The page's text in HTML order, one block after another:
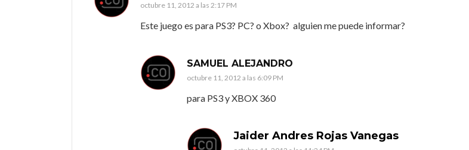
octubre 11, 2012 a las 2:17 PM
Este juego es para PS3? PC? o Xbox? alguien me puede informar?
SAMUEL ALEJANDRO
octubre 11, 2012 a las 6:09 PM
para PS3 y XBOX 360
Jaider Andres Rojas Vanegas